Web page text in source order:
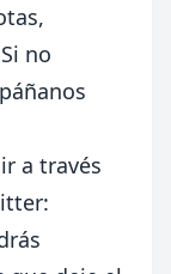
no
a través